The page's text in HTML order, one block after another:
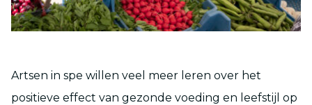
Artsen in spe willen veel meer leren over het
positieve effect van gezonde voeding en leefstijl op